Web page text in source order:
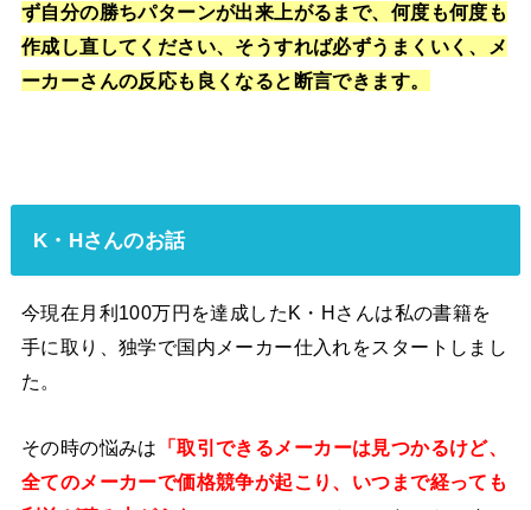
ず自分の勝ちパターンが出来上がるまで、何度も何度も
作成し直してください、そうすれば必ずうまくいく、メ
ーカーさんの反応も良くなると断言できます。
K・Hさんのお話
今現在月利100万円を達成したK・Hさんは私の書籍を
手に取り、独学で国内メーカー仕入れをスタートしまし
た。
その時の悩みは 「取引できるメーカーは見つかるけど、
全てのメーカーで価格競争が起こり、いつまで経っても